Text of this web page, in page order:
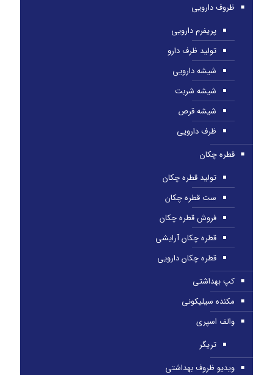
ظروف دارویی
پریفرم دارویی
تولید ظرف دارو
شیشه دارویی
شیشه شربت
شیشه قرص
ظرف دارویی
قطره چکان
تولید قطره چکان
ست قطره چکان
فروش قطره چکان
قطره چکان آرایشی
قطره چکان دارویی
کپ بهداشتی
مکنده سیلیکونی
والف اسپری
تریگر
ویدیو ظروف بهداشتی